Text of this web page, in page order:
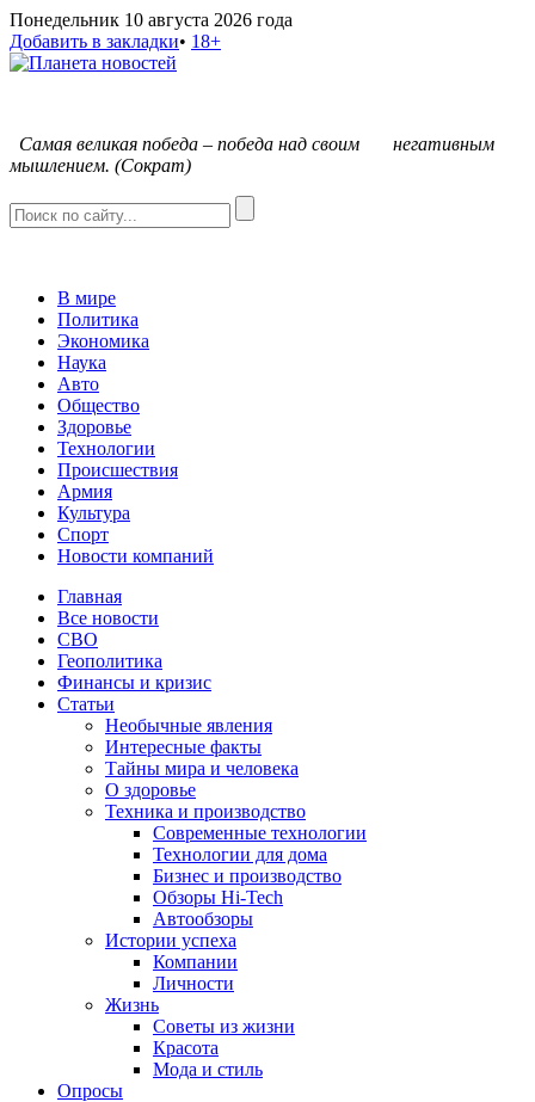
Понедельник 10 августа 2026 года
Добавить в закладки• 18+
Самая великая победа – победа над своим негативным
мышлением. (Сократ)
В мире
Политика
Экономика
Наука
Авто
Общество
Здоровье
Технологии
Происшествия
Армия
Культура
Спорт
Новости компаний
Главная
Все новости
СВО
Геополитика
Финансы и кризис
Статьи
Необычные явления
Интересные факты
Тайны мира и человека
О здоровье
Техника и производство
Современные технологии
Технологии для дома
Бизнес и производство
Обзоры Hi-Tech
Автообзоры
Истории успеха
Компании
Личности
Жизнь
Советы из жизни
Красота
Мода и стиль
Опросы